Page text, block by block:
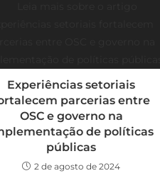
Experiências setoriais
parcerias entre
OSC e governo na
de políticas
públicas
2 de agosto de 2024